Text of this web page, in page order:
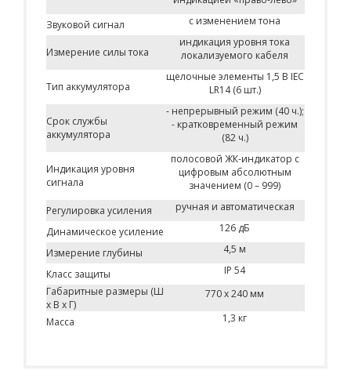
Звуковой сигнал
с изменением тона
Измерение силы тока
индикация уровня тока
локализуемого кабеля
Тип аккумулятора
щелочные элементы 1,5 В IEC
LR14 (6 шт.)
Срок службы
аккумулятора
- непрерывный режим (40 ч.);
- кратковременный режим
(82 ч.)
Индикация уровня
сигнала
полосовой ЖК-индикатор с
цифровым абсолютным
значением (0 – 999)
Регулировка усиления
ручная и автоматическая
Динамическое усиление
126 дБ
Измерение глубины
4,5 м
Класс защиты
IP 54
Габаритные размеры (Ш
x В x Г)
770 x 240 мм
Масса 1,3 кг